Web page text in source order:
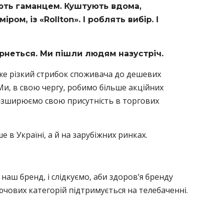
гаманцем. Куштують вдома,
із «Rollton». І роблять вибір. І
Ми пішли людям назустріч.
різкий стрибок споживача до дешевих
в свою чергу, робимо більше акційних
свою присутність в торгових
Україні, а й на зарубіжних ринках.
бренд, і слідкуємо, аби здоров’я бренду
категорій підтримується на телебаченні.